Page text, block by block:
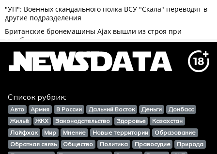
Список рубрик:
Авто Армия В России Дальний Восток Деньги
Донбасс
Жильё
ЖКХ Законодательство Здоровье
Казахстан
Лайфхак
Мир Мнение Новые территории
Образование
Обратная связь
Общество Политика Правосудие
Природа